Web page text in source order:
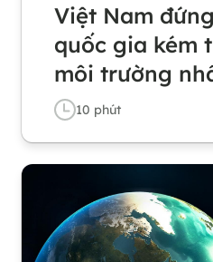
Việt Nam
quốc gia kém
môi trường
10 phút